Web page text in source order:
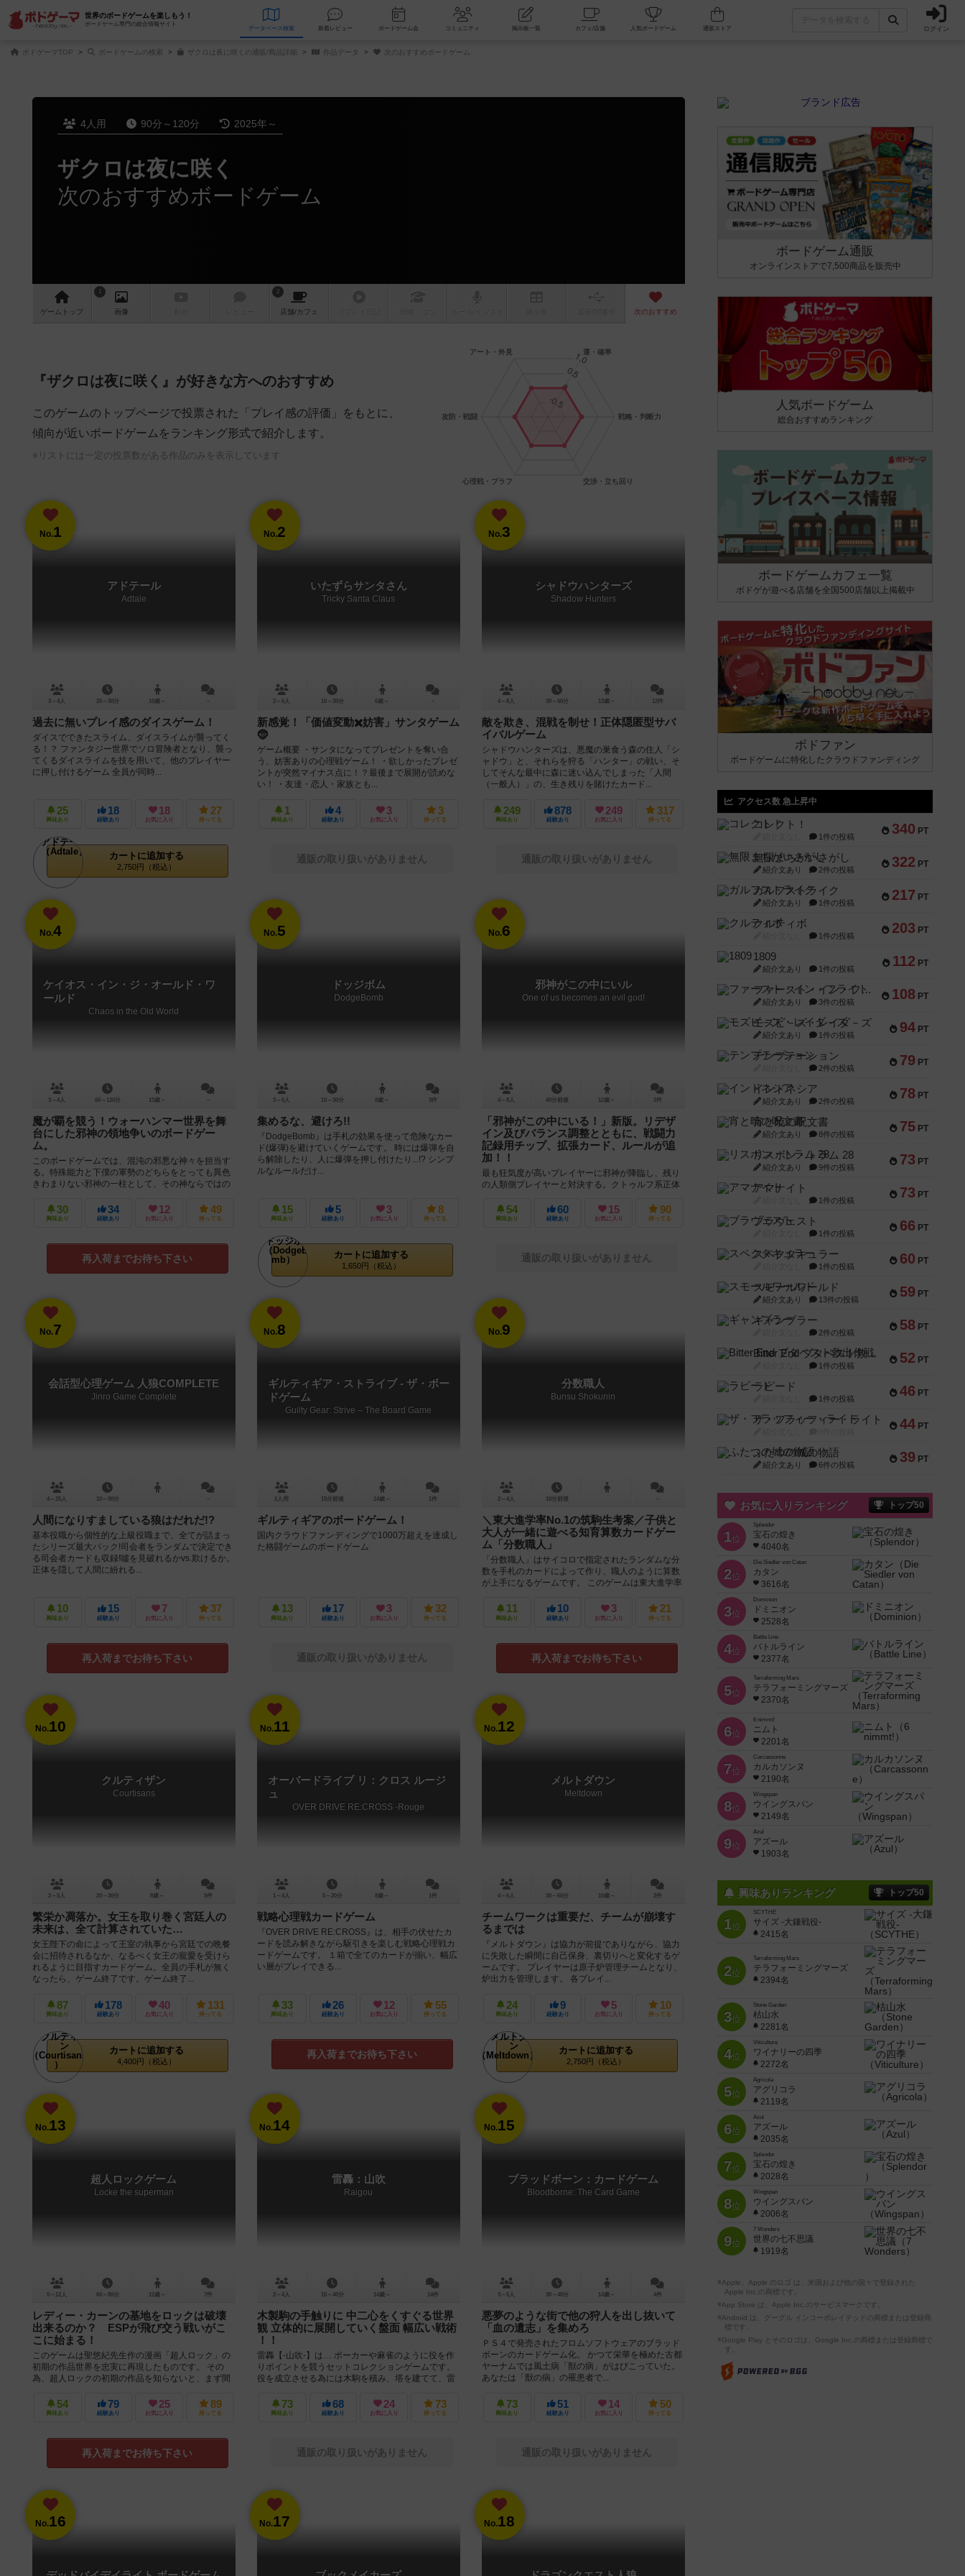
世界のボードゲームを楽しもう！
ボードゲーム専門の総合情報サイト
データベース 検索 新着レビュー ボードゲーム会 コミュニティ 掲示板一覧 カフェ/店舗 人気ボードゲーム ログイン
ボドゲーマTOP ボードゲームの検索 ザクロは夜に咲くの通販/商品詳細 作品データ 次のおすすめボードゲーム
4人用 90分～120分 2025年～
ザクロは夜に咲く
次のおすすめボードゲーム
ゲーム トップ
1
画像
2
店舗/カフェ 次のおすすめ
『ザクロは夜に咲く』が好きな方へのおすすめ
このゲームのトップページで投票された「プレイ感の評価」をもとに、
傾向が近いボードゲームをランキング形式で紹介します。
※リストには一定の投票数がある作品のみを表示しています
No.1
アドテール
Adtale
3～4人 20～30分 10歳～ －
過去に無いプレイ感のダイスゲーム！
ダイスでできたスライム、ダイスライムが襲ってく
る！？ ファンタジー世界でソロ冒険者となり、襲っ
てくるダイスライムを技を用いて、他のプレイヤー
に押し付けるゲーム 全員が同時...
25
興味あり
18
経験あり
18
お気に入り
27
持ってる
カートに追加する
2,750円（税込）
No.2
いたずらサンタさん
Tricky Santa Claus
2～6人 10～30分 6歳～ －
新感覚！「価値変動✖️妨害」サンタゲーム
🤶
ゲーム概要 ・サンタになってプレゼントを奪い合
う、妨害ありの心理戦ゲーム！ ・欲しかったプレゼ
ントが突然マイナス点に！？最後まで展開が読めな
い！ ・友達・恋人・家族とも...
1
興味あり
4
経験あり
3
お気に入り
3
持ってる
通販の取り扱いがありません
No.3
シャドウハンターズ
Shadow Hunters
4～8人 30～60分 13歳～ 12件
敵を欺き、混戦を制せ！正体隠匿型サバ
イバルゲーム
シャドウハンターズは、悪魔の巣食う森の住人「シ
ャドウ」と、それらを狩る「ハンター」の戦い、そ
してそんな最中に森に迷い込んでしまった「人間
（一般人）」の、生き残りを賭けたカード...
249
興味あり
878
経験あり
249
お気に入り
317
持ってる
通販の取り扱いがありません
No.4
ケイオス・イン・ジ・オールド・ワ
ールド
Chaos in the Old World
3～4人 60～120分 13歳～ －
魔が覇を競う！ウォーハンマー世界を舞
台にした邪神の領地争いのボードゲー
ム。
このボードゲームでは、混沌の邪悪な神々を担当す
る。特殊能力と下僕の軍勢のどちらをとっても異色
きわまりない邪神の一柱として、その神ならではの
30
興味あり
34
経験あり
12
お気に入り
49
持ってる
再入荷までお待ち下さい
No.5
ドッジボム
DodgeBomb
3～6人 10～30分 8歳～ 3件
集めるな、避けろ!!
『DodgeBomb』は手札の効果を使って危険なカー
ド(爆弾)を避けていくゲームです。 時には爆弾を自
ら解除したり、人に爆弾を押し付けたり...!? シンプ
ルなルールだけ...
15
興味あり
5
経験あり
3
お気に入り
8
持ってる
カートに追加する
1,650円（税込）
No.6
邪神がこの中にいル
One of us becomes an evil god!
4～8人 40分前後 12歳～ 2件
「邪神がこの中にいる！」新版。リデザ
イン及びバランス調整とともに、戦闘力
記録用チップ、拡張カード、ルールが追
加！！
最も狂気度が高いプレイヤーに邪神が降臨し、残り
の人類側プレイヤーと対決する。クトゥルフ系正体
復活。 カードのリデザイン、ゲーム...
54
興味あり
60
経験あり
15
お気に入り
90
持ってる
通販の取り扱いがありません
No.7
会話型心理ゲーム 人狼COMPLETE
Jinro Game Complete
4～25人 10～90分 －
人間になりすましている狼はだれだ!?
基本役職から個性的な上級役職まで、全てが詰まっ
たシリーズ最大パック!司会者をランダムで決定でき
る司会者カードも収録!噓を見破れるかvs.欺けるか。
正体を隠して人間に紛れる...
10
興味あり
15
経験あり
7
お気に入り
37
持ってる
再入荷までお待ち下さい
No.8
ギルティギア・ストライブ - ザ・ボー
ドゲーム
Guilty Gear: Strive – The Board Game
2人用 15分前後 14歳～ 1件
ギルティギアのボードゲーム！
国内クラウドファンディングで1000万超えを達成し
た格闘ゲームのボードゲーム
13
興味あり
17
経験あり
3
お気に入り
32
持ってる
通販の取り扱いがありません
No.9
分数職人
Bunsu Shokunin
2～4人 10分前後 －
＼東大進学率No.1の筑駒生考案／子供と
大人が一緒に遊べる知育算数カードゲー
ム「分数職人」
「分数職人」はサイコロで指定されたランダムな分
数を手札のカードによって作り、職人のように算数
が上手になるゲームです。 このゲームは東大進学率
11
興味あり
10
経験あり
3
お気に入り
21
持ってる
再入荷までお待ち下さい
No.10
クルティザン
Courtisans
2～5人 20～30分 8歳～ 5件
繁栄か凋落か。女王を取り巻く宮廷人の
未来は、全て計算されていた…
女王陛下の命によって王室の執事から宮廷での晩餐
会に招待されるなか、なるべく女王の寵愛を受けら
れるように目指すカードゲーム。全員の手札が無く
なったら、ゲーム終了です。ゲーム終了...
87
興味あり
178
経験あり
40
お気に入り
131
持ってる
カートに追加する
4,400円（税込）
No.11
オーバードライブ リ：クロス ルージ
ュ
OVER DRIVE RE:CROSS -Rouge
1～4人 5～20分 8歳～ 1件
戦略心理戦カードゲーム
『OVER DRIVE RE:CROSS』は、相手の伏せたカ
ードを読み解きながら駆引きを楽しむ戦略心理戦カ
ードゲームです。 １箱で全てのカードが揃い、幅広
い層がプレイできる...
33
興味あり
26
経験あり
12
お気に入り
55
持ってる
再入荷までお待ち下さい
No.12
メルトダウン
Meltdown
4～6人 30～60分 10歳～ 2件
チームワークは重要だ、チームが崩壊す
るまでは
『メルトダウン』は協力が前提でありながら、協力
に失敗した瞬間に自己保身、裏切りへと変化するゲ
ームです。 プレイヤーは原子炉管理チームとなり、
炉出力を管理します。 各プレイ...
24
興味あり
9
経験あり
5
お気に入り
10
持ってる
カートに追加する
2,750円（税込）
No.13
超人ロックゲーム
Locke the superman
5～12人 60～80分 12歳～ 7件
レディー・カーンの基地をロックは破壊
出来るのか？ ESPが飛び交う戦いがこ
こに始まる！
このゲームは聖悠紀先生作の漫画「超人ロック」の
初期の作品世界を忠実に再現したものです。 その
為、超人ロックの初期の作品を知らないと、まず間
54
興味あり
79
経験あり
25
お気に入り
89
持ってる
再入荷までお待ち下さい
No.14
雷轟：山吹
Raigou
2～4人 15～40分 14歳～ 14件
木製駒の手触りに 中二心をくすぐる世界
観 立体的に展開していく盤面 幅広い戦術
！！
雷轟【-山吹-】は… ポーカーや麻雀のように役を作
りポイントを競うセットコレクションゲームです。
役を成立させる為には木駒を積み、塔を建てて、雷
73
興味あり
68
経験あり
24
お気に入り
73
持ってる
通販の取り扱いがありません
No.15
ブラッドボーン：カードゲーム
Bloodborne: The Card Game
3～5人 30～45分 14歳～ 4件
悪夢のような街で他の狩人を出し抜いて
「血の遺志」を集めろ
ＰＳ４で発売されたフロムソフトウェアのブラッド
ボーンのカードゲーム化。 かつて栄華を極めた古都
ヤーナムでは風土病「獣の病」がはびこっていた。
あなたは「獣の病」の罹患者で...
73
興味あり
51
経験あり
14
お気に入り
50
持ってる
通販の取り扱いがありません
No.16 No.17 No.18
ボードゲーム通販
オンラインストアで7,500商品を販売中
人気ボードゲーム
総合おすすめランキング
ボードゲームカフェ一覧
ボドゲが遊べる店舗を全国500店舗以上掲載中
ボドファン
ボードゲームに特化したクラウドファンディング
アクセス数 急上昇中
340 PT
コレクト！
1件の投稿
322 PT
無限まちがいさがし
紹介文あり 2件の投稿
217 PT
ガルフストライク
紹介文あり 1件の投稿
203 PT
クルティボ
1件の投稿
112 PT
1809
紹介文あり 1件の投稿
108 PT
ファースト・イン・フライト
紹介文あり 3件の投稿
94 PT
モズビ－ズ・レイダ－ズ
紹介文あり 1件の投稿
79 PT
テンプテーション
2件の投稿
78 PT
インドネシア
紹介文あり 2件の投稿
75 PT
宵と暁の呪文書
紹介文あり 8件の投稿
73 PT
リスボン・トラム 28
紹介文あり 9件の投稿
73 PT
アマナイト
1件の投稿
66 PT
ブラヴェスト
1件の投稿
60 PT
スペクタキュラー
1件の投稿
59 PT
スモールワールド
紹介文あり 13件の投稿
58 PT
ギャンブラー
2件の投稿
52 PT
Bitter End ブタペスト救出作戦
1件の投稿
46 PT
ラピード
1件の投稿
44 PT
ザ・フラッフィー・ライト
39 PT
ふたつの城の物語
紹介文あり 6件の投稿
お気に入りランキング トップ50
1位
Splendor
宝石の煌き
4040名
2位
Die Siedler von Catan
カタン
3616名
3位
Dominion
ドミニオン
2528名
4位
Battle Line
バトルライン
2377名
5位
Terraforming Mars
テラフォーミングマーズ
2370名
6位
6 nimmt!
ニムト
2201名
7位
Carcassonne
カルカソンヌ
2190名
8位
Wingspan
ウイングスパン
2149名
9位
Azul
アズール
1903名
興味ありランキング トップ50
1位
SCYTHE
サイズ -大鎌戦役-
2415名
2位
Terraforming Mars
テラフォーミングマーズ
2394名
3位
Stone Garden
枯山水
2281名
4位
Viticulture
ワイナリーの四季
2272名
5位
Agricola
アグリコラ
2119名
6位
Azul
アズール
2035名
7位
Splendor
宝石の煌き
2028名
8位
Wingspan
ウイングスパン
2006名
9位
7 Wonders
世界の七不思議
1919名
※Apple、Apple のロゴ は、米国および他の国々で登録された
Apple Inc.の商標です。
※App Store は、Apple Inc.のサービスマークです。
※Android は、グーグル インコーポレイテッドの商標または登録商
標です。
※Google Play とそのロゴは、Google Inc.の商標または登録商標で
す。